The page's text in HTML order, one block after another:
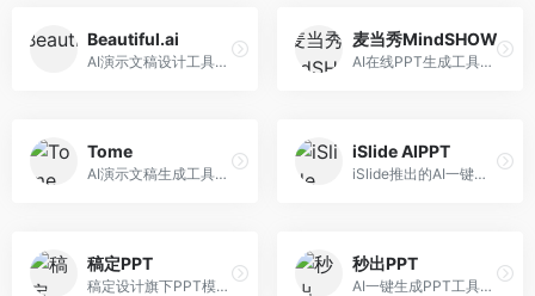
Beautiful.ai
AI演示文稿设计工具，专注于自动化设计排版。面向职场人士，提供智能排版、模板选择、设计优化等服务，设计美观度高。
麦当秀MindSHOW
AI在线PPT生成工具，支持思维导图转PPT。面向职场人士，提供思维导图导入、PPT生成、模板选择等服务，思维导图转PPT效率高。
Tome
AI演示文稿生成工具，专注于故事化演示创作。面向创业者和营销人员，提供故事叙述、视觉设计、内容生成等服务，演示文稿叙事性强。
iSlide AIPPT
iSlide推出的AI一键设计精美PPT工具。面向PPT设计用户，提供模板库、内容生成、设计优化等服务，与iSlide插件深度整合。
稿定PPT
稿定设计旗下PPT模板资源库，整合AI生成功能。面向设计师和职场人士，提供海量PPT模板、AI内容生成等服务，模板质量高。
秒出PPT
AI一键生成PPT工具，专注于快速演示文稿制作。面向职场人士，支持主题输入、内容生成、模板套用等功能，PPT生成速度快，适合紧急制作场景。